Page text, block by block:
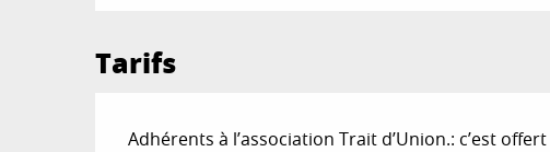
Tarifs
Adhérents à l’association Trait d’Union.: c’est offert